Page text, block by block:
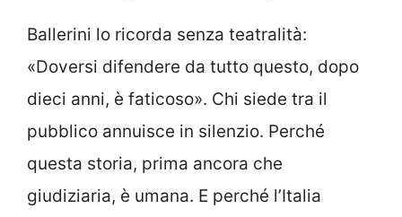
Ballerini lo ricorda senza teatralità:
«Doversi difendere da tutto questo, dopo
dieci anni, è faticoso». Chi siede tra il
pubblico annuisce in silenzio. Perché
questa storia, prima ancora che
giudiziaria, è umana. E perché l’Italia